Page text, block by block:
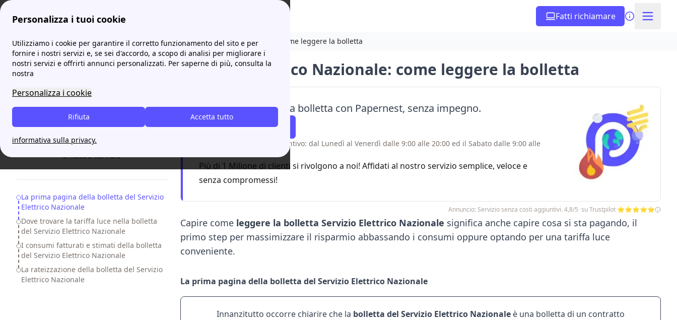
Personalizza i tuoi cookie
Utilizziamo i cookie per garantire il corretto funzionamento del sito e per
fornire i nostri servizi e, se sei d'accordo, a scopo di analisi per migliorare i
nostri servizi e offrirti annunci personalizzati. Per saperne di più, consulta la
nostra
Personalizza i cookie
Accetta tutto
Rifiuta
informativa sulla privacy.
Fatti richiamare
ProntoBolletta MoreServizio Elettrico Nazionale Servizio Elettrico Nazionale: come leggere la bolletta
Il nostro servizio
Table of Contents
La prima pagina della bolletta del Servizio
Elettrico Nazionale
Dove trovare la tariffa luce nella bolletta
del Servizio Elettrico Nazionale
I consumi fatturati e stimati della bolletta
del Servizio Elettrico Nazionale
La rateizzazione della bolletta del Servizio
Elettrico Nazionale
Servizio Elettrico Nazionale: come leggere la bolletta
Capisci meglio la tua bolletta con Papernest, senza impegno.
Fatti Richiamare
Servizio senza costo aggiuntivo: dal Lunedì al Venerdì dalle 9:00 alle 20:00 ed il Sabato dalle 9:00 alle
Più di 1 Milione di clienti si rivolgono a noi! Affidati al nostro servizio semplice, veloce e
senza compromessi!
Annuncio: Servizio senza costi aggiuntivi. 4,8/5 su Trustpilot ⭐⭐⭐⭐⭐
Capire come leggere la bolletta Servizio Elettrico Nazionale significa anche capire cosa si sta pagando, il
primo step per massimizzare il risparmio abbassando i consumi oppure optando per una tariffa luce
conveniente.
La prima pagina della bolletta del Servizio Elettrico Nazionale
Innanzitutto occorre chiarire che la bolletta del Servizio Elettrico Nazionaleè una bolletta di un contratto